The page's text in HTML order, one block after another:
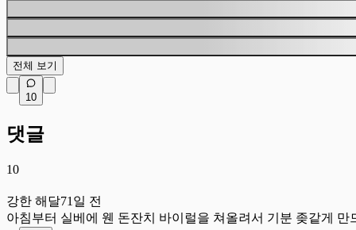
전체 보기
10
댓글
10
강한 해달71일 전
아침부터 실베에 웬 돈잔치 바이럴을 쳐올려서 기분 좆같게 만